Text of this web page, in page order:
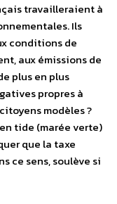
travailleraient à
Ils
conditions de
aux émissions de
plus en plus
propres à
modèles ?
tide (marée verte)
que la taxe
ce sens, soulève si